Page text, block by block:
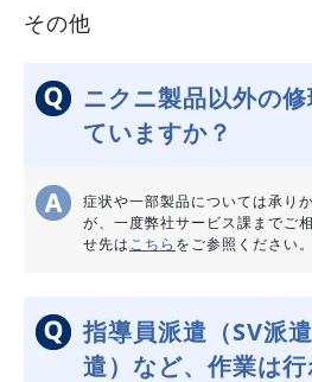
その他
ニクニ製品以外の
ていますか？
症状や一部製品については承り
が、一度弊社サービス課までご
せ先はこちら をご参照ください
指導員派遣（SV派
遣）など、作業は